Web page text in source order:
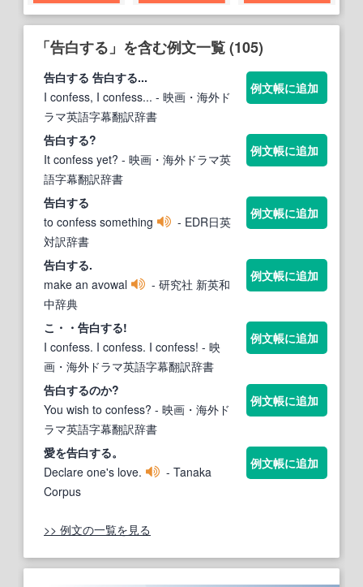
「告白する」を含む例文一覧 (105)
告白する 告白する...
I confess, I confess... - 映画・海外ド
ラマ英語字幕翻訳辞書
例文帳に追加
告白する?
It confess yet? - 映画・海外ドラマ英
語字幕翻訳辞書
例文帳に追加
告白する
to confess something
- EDR日英
対訳辞書
例文帳に追加
告白する.
make an avowal
- 研究社 新英和
中辞典
例文帳に追加
こ・・ 告白する!
I confess. I confess. I confess! - 映
画・海外ドラマ英語字幕翻訳辞書
例文帳に追加
告白するのか?
You wish to confess? - 映画・海外ド
ラマ英語字幕翻訳辞書
例文帳に追加
愛を告白する。
Declare one's love.
- Tanaka
Corpus
例文帳に追加
>> 例文の一覧を見る